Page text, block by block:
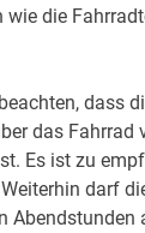
die
dass
das Fahrrad
Es ist zu
darf
Abendstunden